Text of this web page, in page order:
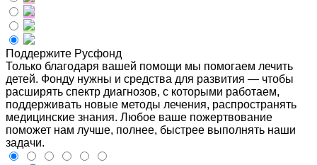
Поддержите Русфонд
Только благодаря вашей помощи мы помогаем лечить
детей. Фонду нужны и средства для развития — чтобы
расширять спектр диагнозов, с которыми работаем,
поддерживать новые методы лечения, распространять
медицинские знания. Любое ваше пожертвование
поможет нам лучше, полнее, быстрее выполнять наши
задачи.